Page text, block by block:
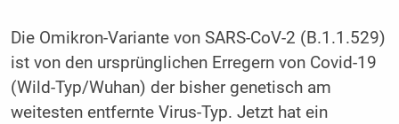
Die Omikron-Variante von SARS-CoV-2 (B.1.1.529)
ist von den ursprünglichen Erregern von Covid-19
(Wild-Typ/Wuhan) der bisher genetisch am
weitesten entfernte Virus-Typ. Jetzt hat ein